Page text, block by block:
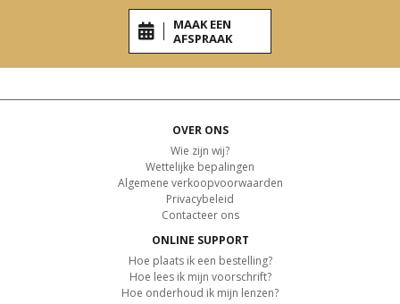
MAAK EEN
AFSPRAAK
OVER ONS
Wie zijn wij?
Wettelijke bepalingen
Algemene verkoopvoorwaarden
Privacybeleid
Contacteer ons
ONLINE SUPPORT
Hoe plaats ik een bestelling?
Hoe lees ik mijn voorschrift?
Hoe onderhoud ik mijn lenzen?